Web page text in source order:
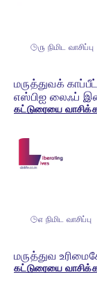
௫ நிமிட வாசிப்பு
மருத்துவக்
எஸ்பிஐ லைஃப்
கட்டுரையை
௭ நிமிட வாசிப்பு
மருத்துவ
கட்டுரையை